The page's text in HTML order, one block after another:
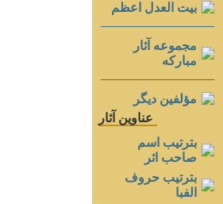
بيت العدل اعظم
مجموعه آثار
مباركه
مؤلفين ديگر
عناوين آثار
بترتيب اسم
صاحب اثر
بترتيب حروف
الفبا